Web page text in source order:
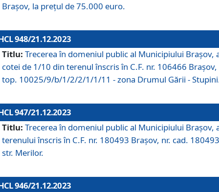
Brașov, la prețul de 75.000 euro.
948/21.12.2023
Titlu: Trecerea în domeniul public al Municipiului Braşov,
cotei de 1/10 din terenul înscris în C.F. nr. 106466 Brașov,
top. 10025/9/b/1/2/2/1/1/11 - zona Drumul Gării -
947/21.12.2023
Titlu: Trecerea în domeniul public al Municipiului Braşov,
terenului înscris în C.F. nr. 180493 Brașov, nr. cad.
str. Merilor.
946/21.12.2023